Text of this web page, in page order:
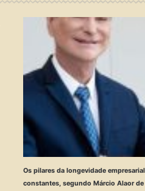
Os pilares da longevidade
constantes, segundo Márcio Alaor